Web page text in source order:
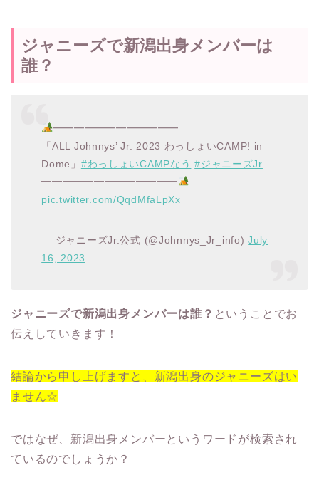
ジャニーズで新潟出身メンバーは
誰？
━━━━━━━━━━━━
「ALL Johnnys’ Jr. 2023 わっしょいCAMP! in
Dome」 #わっしょいCAMPなう #ジャニーズJr
━━━━━━━━━━━━━
pic.twitter.com/QqdMfaLpXx
— ジャニーズJr.公式 (@Johnnys_Jr_info)July
16, 2023
ジャニーズで新潟出身メンバーは誰？ ということでお
伝えしていきます！
結論から申し上げますと、新潟出身のジャニーズはい
ません☆
ではなぜ、新潟出身メンバーというワードが検索され
ているのでしょうか？